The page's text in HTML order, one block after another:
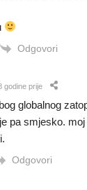
Odgovori
godine prije
globalnog
pa smjesko.
Odgovori